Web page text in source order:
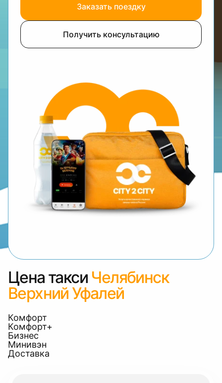
Заказать поездку
Получить консультацию
Цена такси Челябинск
Верхний Уфалей
Комфорт
Комфорт+
Бизнес
Минивэн
Доставка